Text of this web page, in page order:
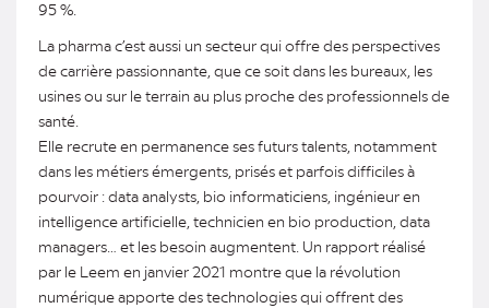
95 %.
La pharma c’est aussi un secteur qui offre des perspectives
de carrière passionnante, que ce soit dans les bureaux, les
usines ou sur le terrain au plus proche des professionnels de
santé.
Elle recrute en permanence ses futurs talents, notamment
dans les métiers émergents, prisés et parfois difficiles à
pourvoir : data analysts, bio informaticiens, ingénieur en
intelligence artificielle, technicien en bio production, data
managers… et les besoin augmentent. Un rapport réalisé
par le Leem en janvier 2021 montre que la révolution
numérique apporte des technologies qui offrent des